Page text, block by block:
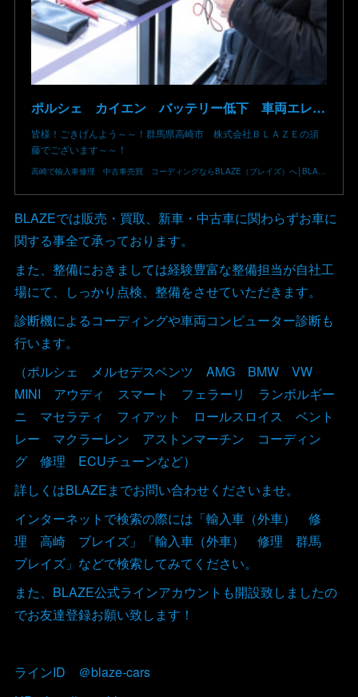
ポルシェ カイエン バッテリー低下 車両エレクトリカルシステムエラー リチウムイオンバッテリー復旧 バッテリー上がり 充電できない ポルシェ修理 現車無し修理 群馬県 高崎市 株式会社BLAZE
皆様！ごきげんよう～～！群馬県高崎市 株式会社ＢＬＡＺＥの須
藤でございます～～！
BLAZEでは販売・買取、新車・中古車に関わらずお車に
関する事全て承っております。
また、整備におきましては経験豊富な整備担当が自社工
場にて、しっかり点検、整備をさせていただきます。
診断機によるコーディングや車両コンピューター診断も
行います。
（ポルシェ メルセデスベンツ AMG BMW VW
MINI アウディ スマート フェラーリ ランボルギー
ニ マセラティ フィアット ロールスロイス ベント
レー マクラーレン アストンマーチン コーディン
グ 修理 ECUチューンなど）
詳しくはBLAZEまでお問い合わせくださいませ。
インターネットで検索の際には「輸入車（外車） 修
理 高崎 ブレイズ」「輸入車（外車） 修理 群馬
ブレイズ」などで検索してみてください。
また、BLAZE公式ラインアカウントも開設致しましたの
でお友達登録お願い致します！
ラインID ＠blaze-cars